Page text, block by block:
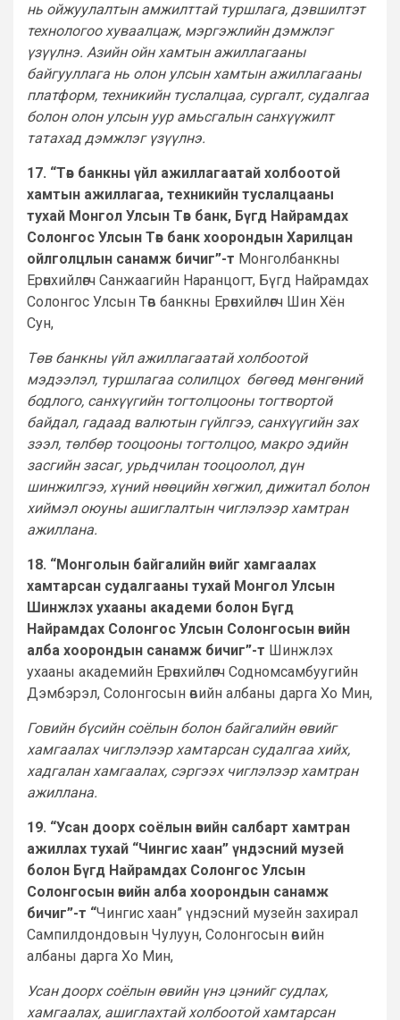
нь ойжуулалтын амжилттай туршлага, дэвшилтэт
технологоо хуваалцаж, мэргэжлийн дэмжлэг
үзүүлнэ. Азийн ойн хамтын ажиллагааны
байгууллага нь олон улсын хамтын ажиллагааны
платформ, техникийн туслалцаа, сургалт, судалгаа
болон олон улсын уур амьсгалын санхүүжилт
татахад дэмжлэг үзүүлнэ.
17. “Төв банкны үйл ажиллагаатай холбоотой
хамтын ажиллагаа, техникийн туслалцааны
тухай Монгол Улсын Төв банк, Бүгд Найрамдах
Солонгос Улсын Төв банк хоорондын Харилцан
ойлголцлын санамж бичиг”-т Монголбанкны
Ерөнхийлөгч Санжаагийн Наранцогт, Бүгд Найрамдах
Солонгос Улсын Төв банкны Ерөнхийлөгч Шин Хён
Сун,
Төв банкны үйл ажиллагаатай холбоотой
мэдээлэл, туршлагаа солилцох бөгөөд мөнгөний
бодлого, санхүүгийн тогтолцооны тогтвортой
байдал, гадаад валютын гүйлгээ, санхүүгийн зах
зээл, төлбөр тооцооны тогтолцоо, макро эдийн
засгийн засаг, урьдчилан тооцоолол, дүн
шинжилгээ, хүний нөөцийн хөгжил, дижитал болон
хиймэл оюуны ашиглалтын чиглэлээр хамтран
ажиллана.
18. “Монголын байгалийн өвийг хамгаалах
хамтарсан судалгааны тухай Монгол Улсын
Шинжлэх ухааны академи болон Бүгд
Найрамдах Солонгос Улсын Солонгосын өвийн
алба хоорондын санамж бичиг”-т Шинжлэх
ухааны академийн Ерөнхийлөгч Содномсамбуугийн
Дэмбэрэл, Солонгосын өвийн албаны дарга Хо Мин,
Говийн бүсийн соёлын болон байгалийн өвийг
хамгаалах чиглэлээр хамтарсан судалгаа хийх,
хадгалан хамгаалах, сэргээх чиглэлээр хамтран
ажиллана.
19. “Усан доорх соёлын өвийн салбарт хамтран
ажиллах тухай “Чингис хаан” үндэсний музей
болон Бүгд Найрамдах Солонгос Улсын
Солонгосын өвийн алба хоорондын санамж
бичиг”-т “Чингис хаан” үндэсний музейн захирал
Сампилдондовын Чулуун, Солонгосын өвийн
албаны дарга Хо Мин,
Усан доорх соёлын өвийн үнэ цэнийг судлах,
хамгаалах, ашиглахтай холбоотой хамтарсан